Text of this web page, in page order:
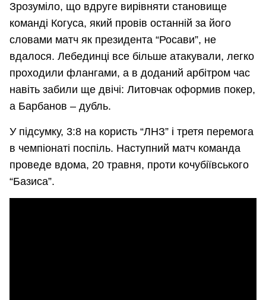
Зрозуміло, що вдруге вирівняти становище
команді Когуса, який провів останній за його
словами матч як президента “Росави”, не
вдалося. Лебединці все більше атакували, легко
проходили флангами, а в доданий арбітром час
навіть забили ще двічі: Литовчак оформив покер,
а Барбанов – дубль.
У підсумку, 3:8 на користь “ЛНЗ” і третя перемога
в чемпіонаті поспіль. Наступний матч команда
проведе вдома, 20 травня, проти кочубіївського
“Базиса”.